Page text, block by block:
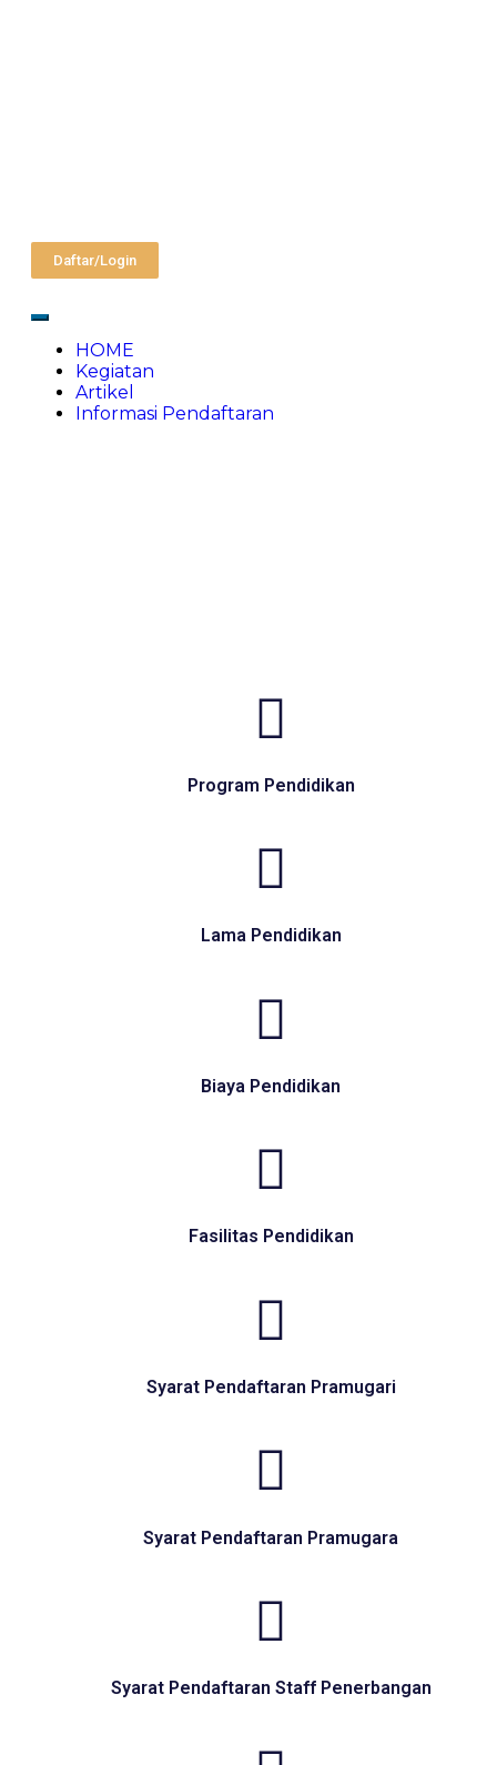
Daftar/Login
HOME
Kegiatan
Artikel
Informasi Pendaftaran
Program Pendidikan
Lama Pendidikan
Biaya Pendidikan
Fasilitas Pendidikan
Syarat Pendaftaran Pramugari
Syarat Pendaftaran Pramugara
Syarat Pendaftaran Staff Penerbangan